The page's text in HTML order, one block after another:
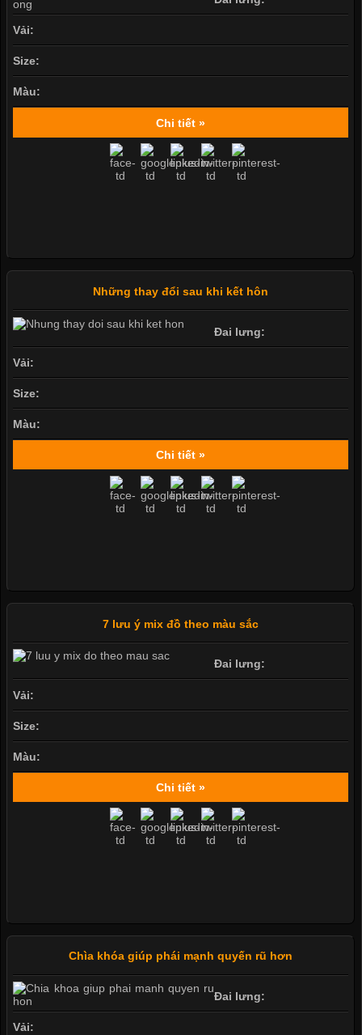
Vải:
Size:
Màu:
Chi tiết »
Những thay đổi sau khi kết hôn
Đai lưng:
Vải:
Size:
Màu:
Chi tiết »
7 lưu ý mix đồ theo màu sắc
Đai lưng:
Vải:
Size:
Màu:
Chi tiết »
Chìa khóa giúp phái mạnh quyến rũ hơn
Đai lưng:
Vải: